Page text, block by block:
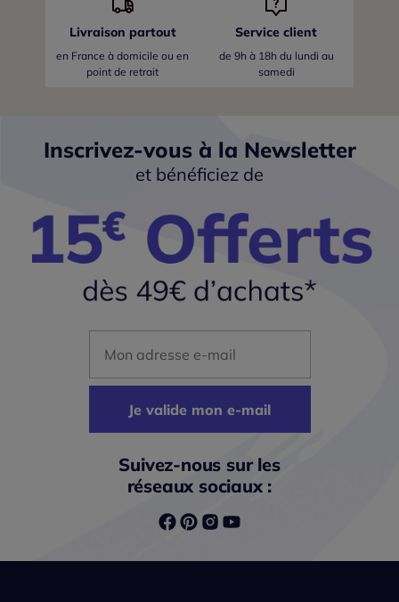
Livraison partout
en France à domicile ou en
point de retrait
Service client
de 9h à 18h du lundi au
samedi
Inscrivez-vous à la Newsletter
et bénéficiez de
Je valide mon e-mail
Suivez-nous sur les
réseaux sociaux :